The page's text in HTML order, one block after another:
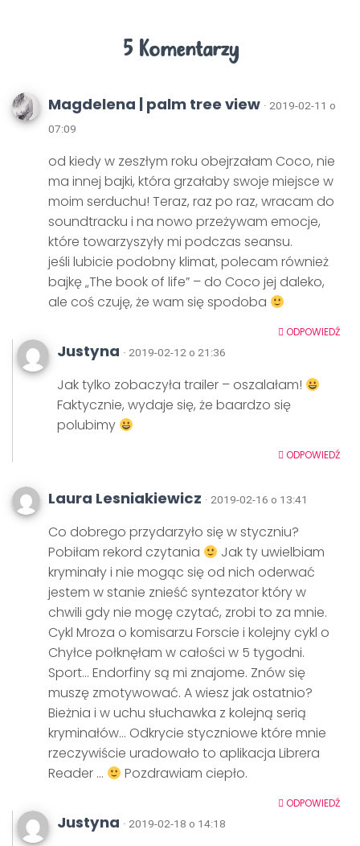
5 Komentarzy
Magdelena | palm tree view · 2019-02-11 o
07:09
od kiedy w zeszłym roku obejrzałam Coco, nie
ma innej bajki, która grzałaby swoje miejsce w
moim serduchu! Teraz, raz po raz, wracam do
soundtracku i na nowo przeżywam emocje,
które towarzyszyły mi podczas seansu.
jeśli lubicie podobny klimat, polecam również
bajkę „The book of life” – do Coco jej daleko,
ale coś czuję, że wam się spodoba
ODPOWIEDŹ
Justyna · 2019-02-12 o 21:36
Jak tylko zobaczyła trailer – oszalałam!
Faktycznie, wydaje się, że baardzo się
polubimy
ODPOWIEDŹ
Laura Lesniakiewicz · 2019-02-16 o 13:41
Co dobrego przydarzyło się w styczniu?
Pobiłam rekord czytania
Jak ty uwielbiam
kryminały i nie mogąc się od nich oderwać
jestem w stanie znieść syntezator który w
chwili gdy nie mogę czytać, zrobi to za mnie.
Cykl Mroza o komisarzu Forscie i kolejny cykl o
Chyłce połknęłam w całości w 5 tygodni.
Sport… Endorfiny są mi znajome. Znów się
muszę zmotywować. A wiesz jak ostatnio?
Bieżnia i w uchu słuchawka z kolejną serią
kryminałów… Odkrycie styczniowe które mnie
rzeczywiście uradowało to aplikacja Librera
Reader …
Pozdrawiam ciepło.
ODPOWIEDŹ
Justyna · 2019-02-18 o 14:18